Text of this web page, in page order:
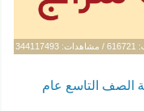
الصف التاسع عام